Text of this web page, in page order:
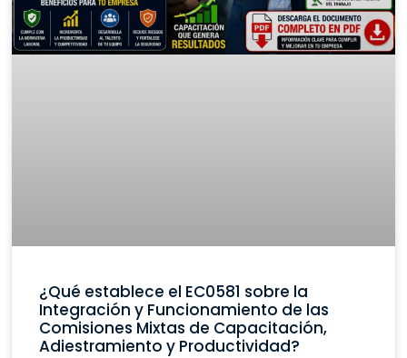
¿Qué establece el EC0581 sobre la
Integración y Funcionamiento de las
Comisiones Mixtas de Capacitación,
Adiestramiento y Productividad?